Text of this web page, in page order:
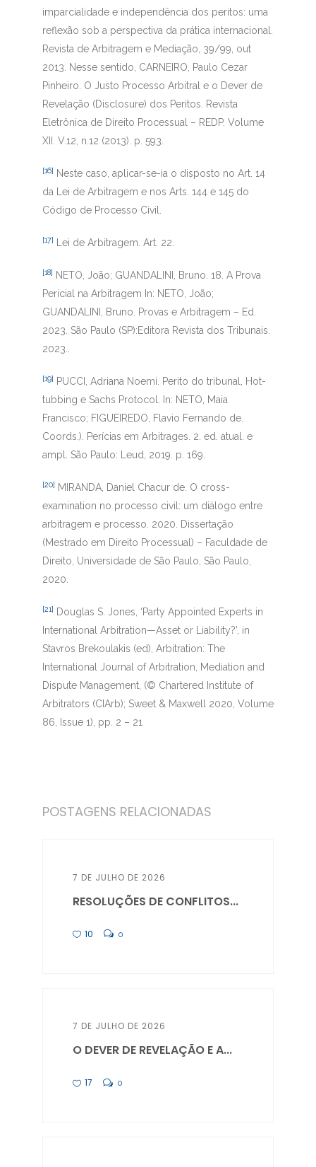
imparcialidade e independência dos peritos: uma
reflexão sob a perspectiva da prática internacional.
Revista de Arbitragem e Mediação, 39/99, out
2013. Nesse sentido, CARNEIRO, Paulo Cezar
Pinheiro. O Justo Processo Arbitral e o Dever de
Revelação (Disclosure) dos Peritos. Revista
Eletrônica de Direito Processual – REDP. Volume
XII. V.12, n.12 (2013). p. 593.
[16] Neste caso, aplicar-se-ia o disposto no Art. 14
da Lei de Arbitragem e nos Arts. 144 e 145 do
Código de Processo Civil.
[17] Lei de Arbitragem. Art. 22.
[18] NETO, João; GUANDALINI, Bruno. 18. A Prova
Pericial na Arbitragem In: NETO, João;
GUANDALINI, Bruno. Provas e Arbitragem – Ed.
2023. São Paulo (SP):Editora Revista dos Tribunais.
2023..
[19] PUCCI, Adriana Noemi. Perito do tribunal, Hot-
tubbing e Sachs Protocol. In: NETO, Maia
Francisco; FIGUEIREDO, Flavio Fernando de.
Coords.). Perícias em Arbitrages. 2. ed. atual. e
ampl. São Paulo: Leud, 2019. p. 169.
[20] MIRANDA, Daniel Chacur de. O cross-
examination no processo civil: um diálogo entre
arbitragem e processo. 2020. Dissertação
(Mestrado em Direito Processual) – Faculdade de
Direito, Universidade de São Paulo, São Paulo,
2020.
[21] Douglas S. Jones, ‘Party Appointed Experts in
International Arbitration—Asset or Liability?’, in
Stavros Brekoulakis (ed), Arbitration: The
International Journal of Arbitration, Mediation and
Dispute Management, (© Chartered Institute of
Arbitrators (CIArb); Sweet & Maxwell 2020, Volume
86, Issue 1), pp. 2 – 21
POSTAGENS RELACIONADAS
7 DE JULHO DE 2026
RESOLUÇÕES DE CONFLITOS...
10 0
7 DE JULHO DE 2026
O DEVER DE REVELAÇÃO E A...
17 0